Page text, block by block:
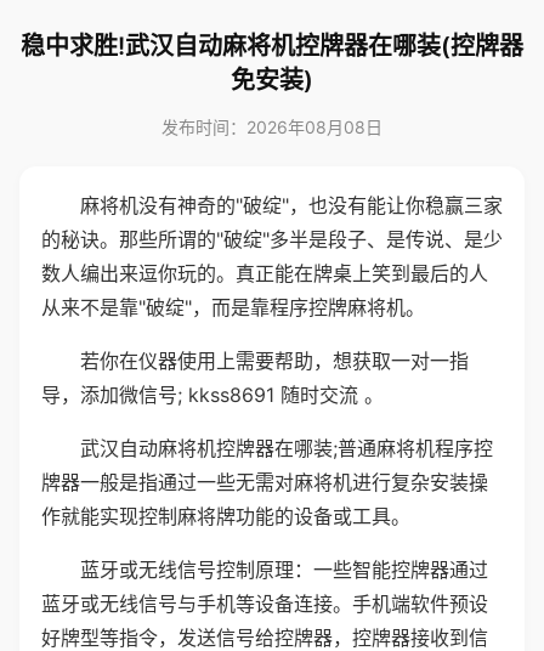
稳中求胜!武汉自动麻将机控牌器在哪装(控牌器
免安装)
发布时间：2026年08月08日
麻将机没有神奇的"破绽"，也没有能让你稳赢三家
的秘诀。那些所谓的"破绽"多半是段子、是传说、是少
数人编出来逗你玩的。真正能在牌桌上笑到最后的人
从来不是靠"破绽"，而是靠程序控牌麻将机。
若你在仪器使用上需要帮助，想获取一对一指
导，添加微信号; kkss8691 随时交流 。
武汉自动麻将机控牌器在哪装;普通麻将机程序控
牌器一般是指通过一些无需对麻将机进行复杂安装操
作就能实现控制麻将牌功能的设备或工具。
蓝牙或无线信号控制原理：一些智能控牌器通过
蓝牙或无线信号与手机等设备连接。手机端软件预设
好牌型等指令，发送信号给控牌器，控牌器接收到信